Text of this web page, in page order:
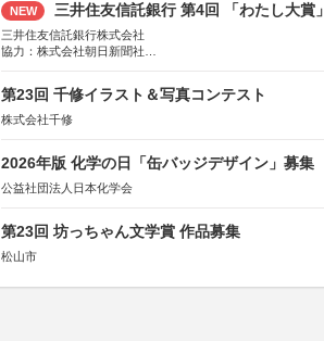
NEW 三井住友信託銀行 第4回 「わたし大賞」
三井住友信託銀行株式会社
協力：株式会社朝日新聞社
第23回 千修イラスト＆写真コンテスト
株式会社千修
2026年版 化学の日「缶バッジデザイン」募集
公益社団法人日本化学会
第23回 坊っちゃん文学賞 作品募集
松山市